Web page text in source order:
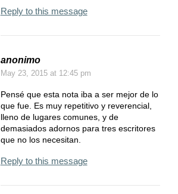
Reply to this message
anonimo
May 23, 2015at 12:45 pm
Pensé que esta nota iba a ser mejor de lo
que fue. Es muy repetitivo y reverencial,
lleno de lugares comunes, y de
demasiados adornos para tres escritores
que no los necesitan.
Reply to this message